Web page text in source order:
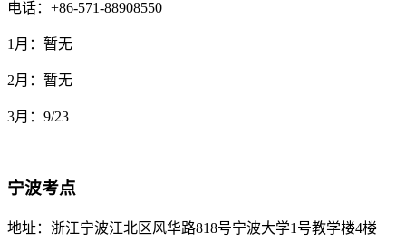
电话：+86-571-88908550
1月：暂无
2月：暂无
3月：9/23
宁波考点
地址：浙江宁波江北区风华路818号宁波大学1号教学楼4楼